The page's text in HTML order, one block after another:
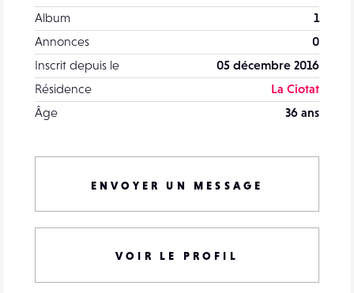
Album
1
Annonces
0
Inscrit depuis le
05 décembre 2016
Résidence
La Ciotat
Âge
36 ans
ENVOYER UN MESSAGE
VOIR LE PROFIL